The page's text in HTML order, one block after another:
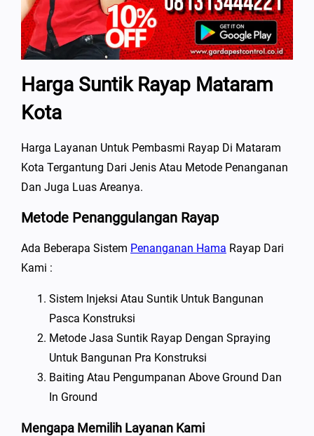
Harga Suntik Rayap Mataram
Kota
Harga Layanan Untuk Pembasmi Rayap Di Mataram
Kota Tergantung Dari Jenis Atau Metode Penanganan
Dan Juga Luas Areanya.
Metode Penanggulangan Rayap
Ada Beberapa Sistem Penanganan Hama Rayap Dari
Kami :
Sistem Injeksi Atau Suntik Untuk Bangunan
Pasca Konstruksi
Metode Jasa Suntik Rayap Dengan Spraying
Untuk Bangunan Pra Konstruksi
Baiting Atau Pengumpanan Above Ground Dan
In Ground
Mengapa Memilih Layanan Kami